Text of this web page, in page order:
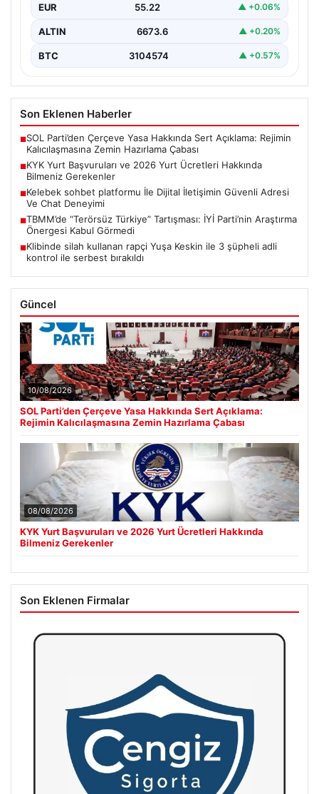
EUR 55.22 ▲ +0.06%
ALTIN 6673.6 ▲ +0.20%
BTC 3104574 ▲ +0.57%
Son Eklenen Haberler
■SOL Parti’den Çerçeve Yasa Hakkında Sert Açıklama: Rejimin
Kalıcılaşmasına Zemin Hazırlama Çabası
■KYK Yurt Başvuruları ve 2026 Yurt Ücretleri Hakkında
Bilmeniz Gerekenler
■Kelebek sohbet platformu İle Dijital İletişimin Güvenli Adresi
Ve Chat Deneyimi
■TBMM’de “Terörsüz Türkiye” Tartışması: İYİ Parti’nin Araştırma
Önergesi Kabul Görmedi
■Klibinde silah kullanan rapçi Yuşa Keskin ile 3 şüpheli adli
kontrol ile serbest bırakıldı
Güncel
10/08/2026
SOL Parti’den Çerçeve Yasa Hakkında Sert Açıklama:
Rejimin Kalıcılaşmasına Zemin Hazırlama Çabası
08/08/2026
KYK Yurt Başvuruları ve 2026 Yurt Ücretleri Hakkında
Bilmeniz Gerekenler
Son Eklenen Firmalar